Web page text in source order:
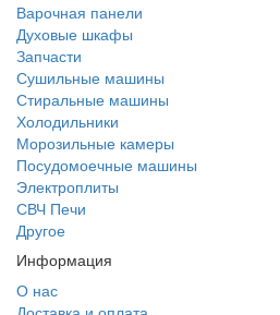
Варочная панели
Духовые шкафы
Запчасти
Сушильные машины
Стиральные машины
Холодильники
Морозильные камеры
Посудомоечные машины
Электроплиты
СВЧ Печи
Другое
Информация
О нас